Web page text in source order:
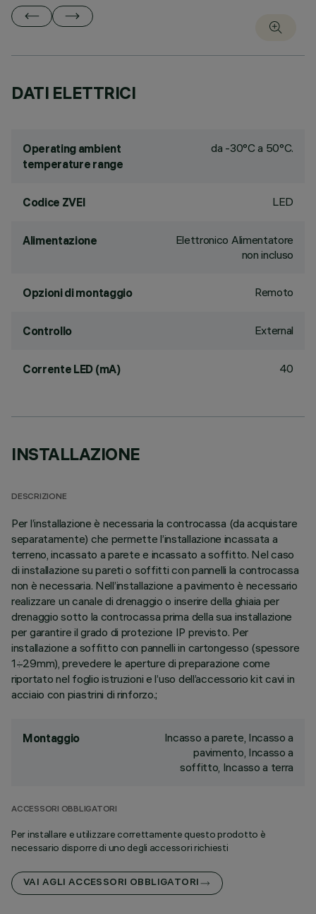
DATI ELETTRICI
Operating ambient
temperature range
da -30°C a 50°C.
Codice ZVEI LED
Alimentazione
Elettronico Alimentatore
non incluso
Opzioni di montaggio Remoto
Controllo External
Corrente LED (mA) 40
INSTALLAZIONE
DESCRIZIONE
Per l’installazione è necessaria la controcassa (da acquistare
separatamente) che permette l’installazione incassata a
terreno, incassato a parete e incassato a soffitto. Nel caso
di installazione su pareti o soffitti con pannelli la controcassa
non è necessaria. Nell’installazione a pavimento è necessario
realizzare un canale di drenaggio o inserire della ghiaia per
drenaggio sotto la controcassa prima della sua installazione
per garantire il grado di protezione IP previsto. Per
installazione a soffitto con pannelli in cartongesso (spessore
1÷29mm), prevedere le aperture di preparazione come
riportato nel foglio istruzioni e l’uso dell’accessorio kit cavi in
acciaio con piastrini di rinforzo.;
Montaggio
Incasso a parete, Incasso a
pavimento, Incasso a
soffitto, Incasso a terra
ACCESSORI OBBLIGATORI
Per installare e utilizzare correttamente questo prodotto è
necessario disporre di uno degli accessori richiesti
VAI AGLI ACCESSORI OBBLIGATORI